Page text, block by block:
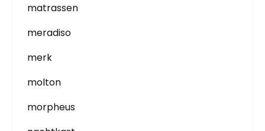
matrassen
meradiso
merk
molton
morpheus